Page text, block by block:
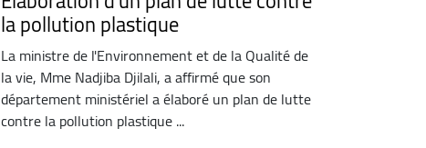
la pollution plastique
La ministre de l'Environnement et de la Qualité de
la vie, Mme Nadjiba Djilali, a affirmé que son
département ministériel a élaboré un plan de lutte
contre la pollution plastique ...